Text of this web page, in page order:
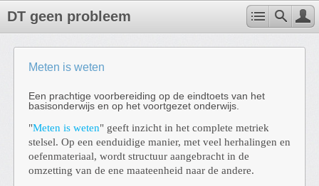
DT geen probleem
Meten is weten
Een prachtige voorbereiding op de eindtoets van het
basisonderwijs en op het voortgezet onderwijs.
"Meten is weten" geeft inzicht in het complete metriek
stelsel. Op een eenduidige manier, met veel herhalingen en
oefenmateriaal, wordt structuur aangebracht in de
omzetting van de ene maateenheid naar de andere.